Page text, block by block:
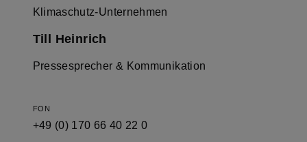
Klimaschutz-Unternehmen
Till Heinrich
Pressesprecher & Kommunikation
FON
+49 (0) 170 66 40 22 0